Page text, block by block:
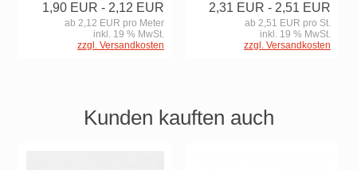
1,90 EUR - 2,12 EUR
ab 2,12 EUR pro Meter
inkl. 19 % MwSt.
zzgl. Versandkosten
2,31 EUR - 2,51 EUR
ab 2,51 EUR pro St.
inkl. 19 % MwSt.
zzgl. Versandkosten
Kunden kauften auch